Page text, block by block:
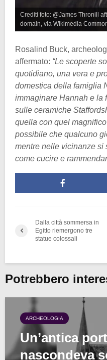
Crediti foto: @James Thronill
domain, via Wikimedia
Rosalind Buck,
affermato: “Le scoperte
quotidiano, una vera e
domestica della famiglia
immaginare Hannah e la
sulle ceramiche
quella con quel
possibile che qualcuno
mentre nelle vicinanze si
come cucire e
Dalla città sommersa in
Egitto riemergono tre
statue colossali
Potrebbero
ARCHEOLOGIA
Un’antica
nascondeva